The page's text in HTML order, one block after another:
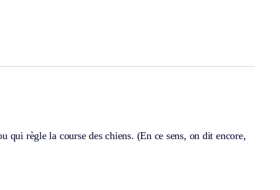
qui règle la course des chiens. (En ce sens, on dit encore,